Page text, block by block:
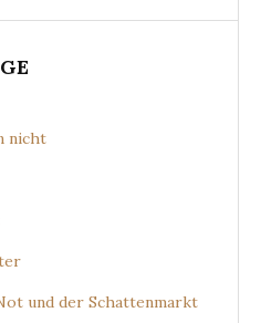
nicht
und der Schattenmarkt